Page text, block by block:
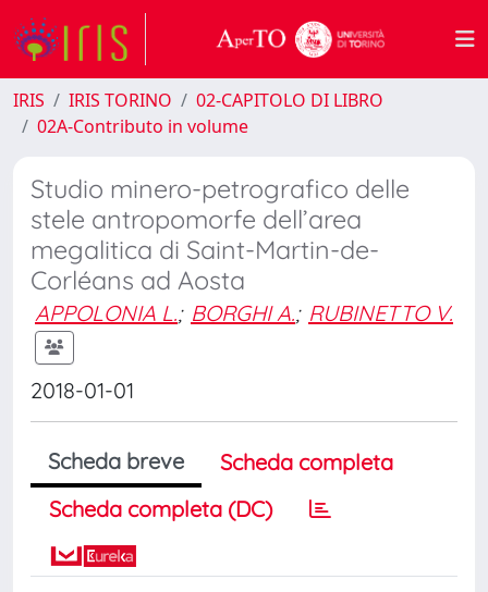
IRIS IRIS TORINO
02-CAPITOLO DI LIBRO
02A-Contributo in volume
Studio minero-petrografico delle
stele antropomorfe dell’area
megalitica di Saint-Martin-de-
Corléans ad Aosta
APPOLONIA L.; BORGHI A.; RUBINETTO V.
2018-01-01
Scheda breve
Scheda completa
Scheda completa (DC)